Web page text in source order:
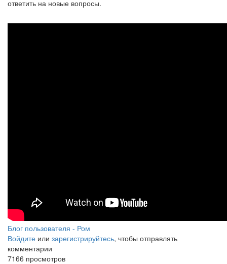
ответить на новые вопросы.
Блог пользователя - Ром
Войдите или зарегистрируйтесь, чтобы отправлять
комментарии
7166 просмотров